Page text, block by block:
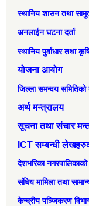
स्थानिय शासन तथा
अनलाईन घटना दर्ता
स्थानिय पुर्वाधार तथा
योजना आयोग
जिल्ला समन्वय
अर्थ मन्त्रालय
सूचना तथा संचार
ICT सम्बन्धी
देशभरिका
संघिय मामिला तथा
केन्द्रीय पञ्जिकरण